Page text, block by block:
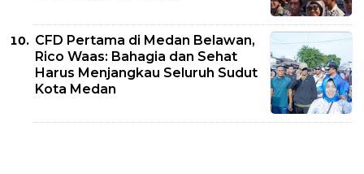
CFD Pertama di Medan Belawan,
Rico Waas: Bahagia dan Sehat
Harus Menjangkau Seluruh Sudut
Kota Medan